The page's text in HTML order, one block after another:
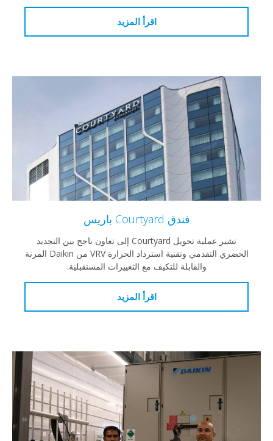
اقرأ المزيد
فندق Courtyard باريس
تشير عملية تحويل Courtyard إلى تعاون ناجح بين التجديد
الحضري التقدمي وتقنية استرداد الحرارة VRV من Daikin المرنة
والقابلة للتكيف مع التغييرات المستقبلية.
اقرأ المزيد